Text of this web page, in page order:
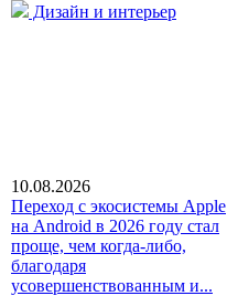
Дизайн и интерьер
10.08.2026
Переход с экосистемы Apple
на Android в 2026 году стал
проще, чем когда-либо,
благодаря
усовершенствованным и...